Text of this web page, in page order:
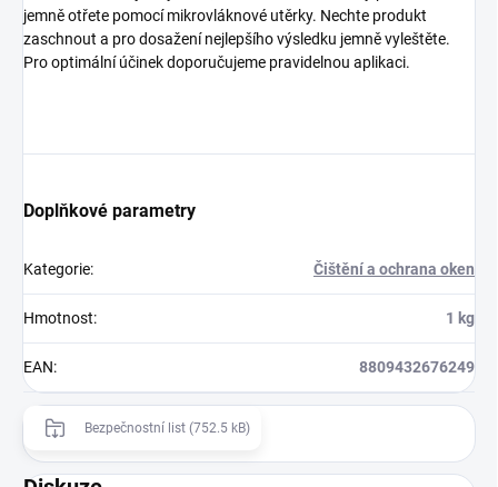
jemně otřete pomocí mikrovláknové utěrky. Nechte produkt
zaschnout a pro dosažení nejlepšího výsledku jemně vyleštěte.
Pro optimální účinek doporučujeme pravidelnou aplikaci.
Doplňkové parametry
Kategorie: Čištění a ochrana oken
Hmotnost: 1 kg
EAN: 8809432676249
Bezpečnostní list (752.5 kB)